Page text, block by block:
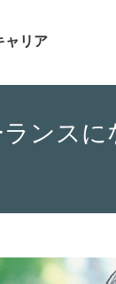
ャリア
ンス